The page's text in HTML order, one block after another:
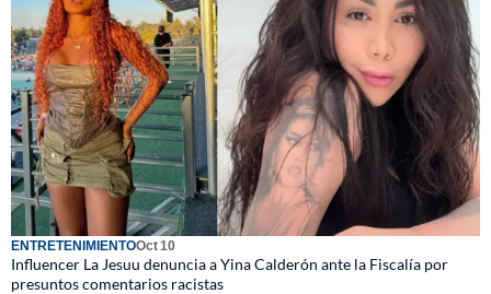
ENTRETENIMIENTOOct 10
Influencer La Jesuu denuncia a Yina Calderón ante la Fiscalía por
presuntos comentarios racistas